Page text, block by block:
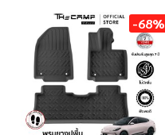
-68%